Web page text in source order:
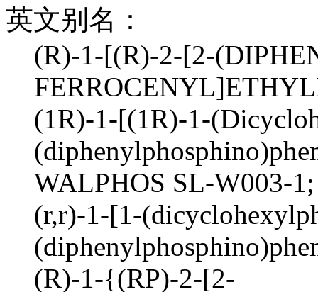
英文别名：
(R)-1-[(R)-2-[2-
(1R)-1-[(1R)-1-
WALPHOS SL-W003-1;
(r,r)-1-[1-
(R)-1-{(RP)-2-[2-